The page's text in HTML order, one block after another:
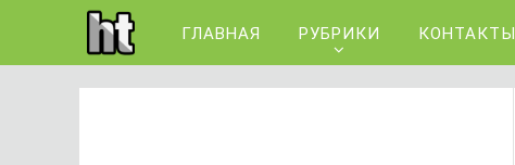
ГЛАВНАЯ РУБРИКИ КОНТАКТЫ